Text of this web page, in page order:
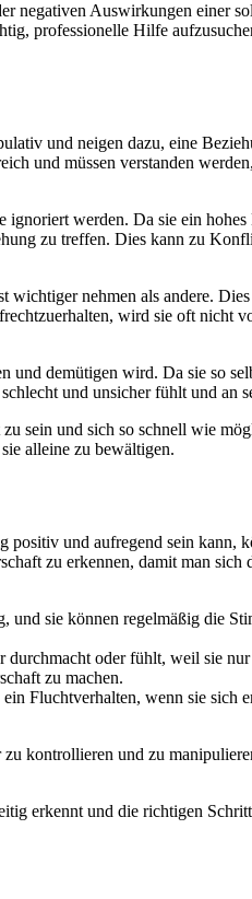
negativen Auswirkungen einer
professionelle Hilfe
und neigen dazu, eine
und müssen verstanden
ignoriert werden. Da sie ein
zu treffen. Dies kann zu
nehmen als andere.
wird sie oft nicht
und demütigen wird. Da sie so
und unsicher fühlt und an
sein und sich so schnell wie
alleine zu bewältigen.
positiv und aufregend sein kann,
zu erkennen, damit man sich
und sie können regelmäßig die
oder fühlt, weil sie
zu machen.
Fluchtverhalten, wenn sie sich
kontrollieren und zu
erkennt und die richtigen